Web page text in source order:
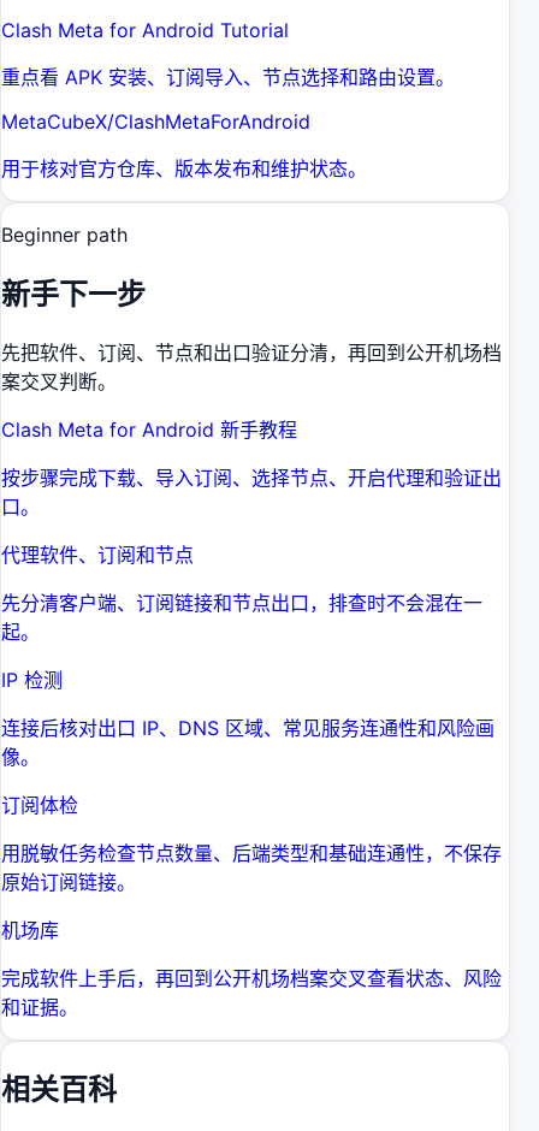
Clash Meta for Android Tutorial
重点看 APK 安装、订阅导入、节点选择和路由设置。
MetaCubeX/ClashMetaForAndroid
用于核对官方仓库、版本发布和维护状态。
Beginner path
新手下一步
先把软件、订阅、节点和出口验证分清，再回到公开机场档
案交叉判断。
Clash Meta for Android 新手教程
按步骤完成下载、导入订阅、选择节点、开启代理和验证出
口。
代理软件、订阅和节点
先分清客户端、订阅链接和节点出口，排查时不会混在一
起。
IP 检测
连接后核对出口 IP、DNS 区域、常见服务连通性和风险画
像。
订阅体检
用脱敏任务检查节点数量、后端类型和基础连通性，不保存
原始订阅链接。
机场库
完成软件上手后，再回到公开机场档案交叉查看状态、风险
和证据。
相关百科